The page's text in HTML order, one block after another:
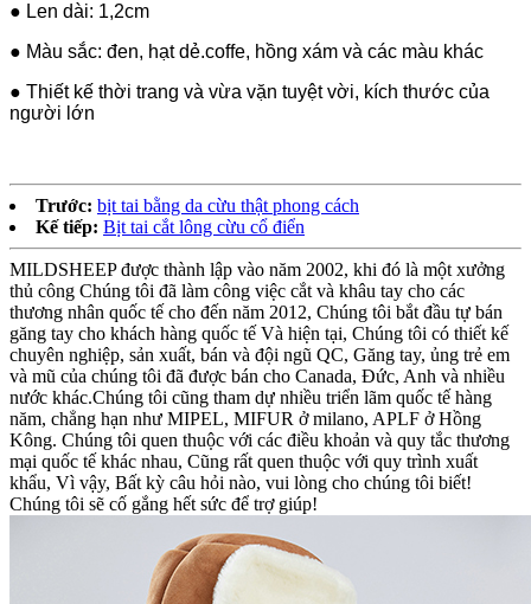
● Len dài: 1,2cm
● Màu sắc: đen, hạt dẻ.coffe, hồng xám và các màu khác
● Thiết kế thời trang và vừa vặn tuyệt vời, kích thước của
người lớn
Trước: bịt tai bằng da cừu thật phong cách
Kế tiếp: Bịt tai cắt lông cừu cổ điển
MILDSHEEP được thành lập vào năm 2002, khi đó là một xưởng
thủ công Chúng tôi đã làm công việc cắt và khâu tay cho các
thương nhân quốc tế cho đến năm 2012, Chúng tôi bắt đầu tự bán
găng tay cho khách hàng quốc tế Và hiện tại, Chúng tôi có thiết kế
chuyên nghiệp, sản xuất, bán và đội ngũ QC, Găng tay, ủng trẻ em
và mũ của chúng tôi đã được bán cho Canada, Đức, Anh và nhiều
nước khác.Chúng tôi cũng tham dự nhiều triển lãm quốc tế hàng
năm, chẳng hạn như MIPEL, MIFUR ở milano, APLF ở Hồng
Kông. Chúng tôi quen thuộc với các điều khoản và quy tắc thương
mại quốc tế khác nhau, Cũng rất quen thuộc với quy trình xuất
khẩu, Vì vậy, Bất kỳ câu hỏi nào, vui lòng cho chúng tôi biết!
Chúng tôi sẽ cố gắng hết sức để trợ giúp!